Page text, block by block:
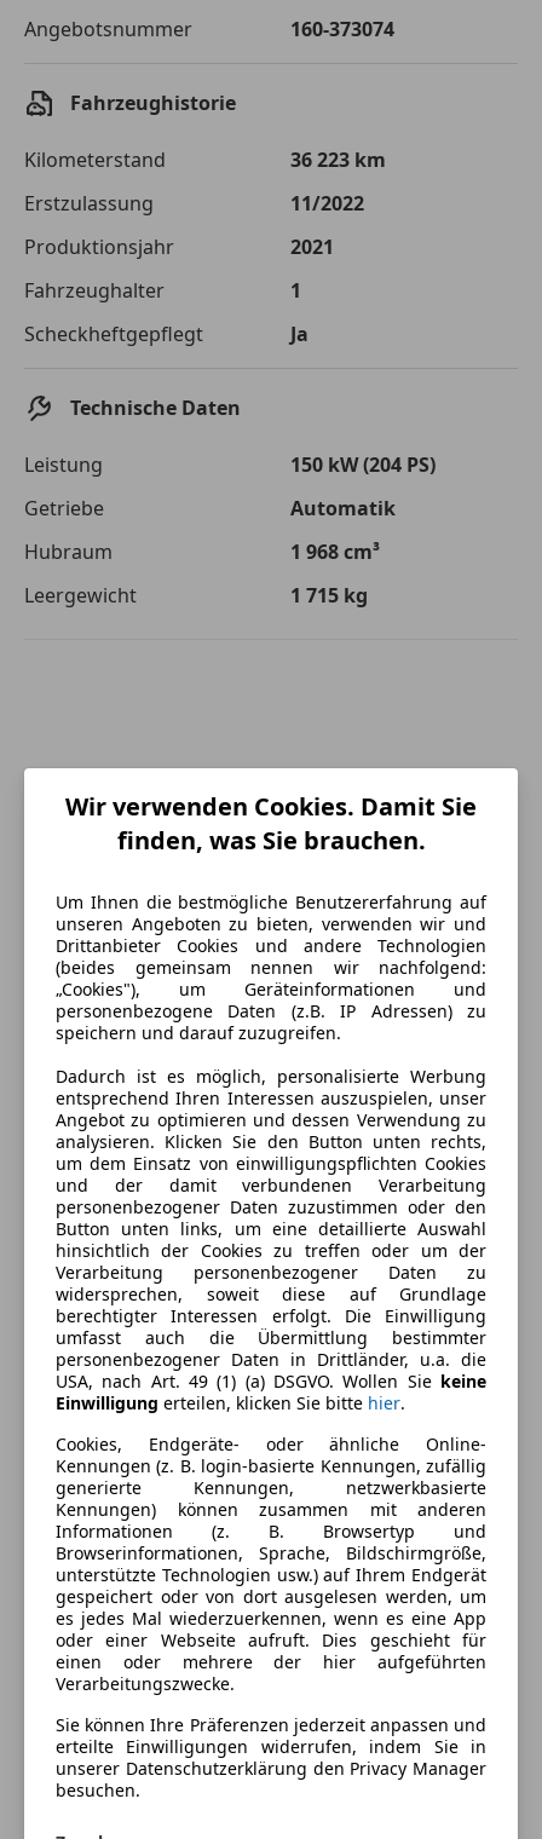
Einberechnete Gebühren
€ 0,-
Monatliche Rate € 428,51
von der von Ihnen gewählten Bank. Rückzahlungszeitraum 1-10
Angebotsnummer
160-373074
Fahrzeughistorie
Kilometerstand
36 223 km
Erstzulassung
11/2022
Produktionsjahr
2021
Fahrzeughalter
1
Scheckheftgepflegt
Ja
Technische Daten
Leistung
150 kW (204 PS)
Getriebe
Automatik
Hubraum
1 968 cm³
Leergewicht
1 715 kg
Kraftstoff
Diesel
Kraftstoffverbrauch
5,30l/100 km (komb.)
CO₂-Emissionen
140 g/km (komb.)
Ausstattung
Komfort
Armlehne
Einparkhilfe
Einparkhilfe Sensoren vorne
Elektrische Seitenspiegel
Klimaautomatik
Lederlenkrad
Lichtsensor
Lordosenstütze
Multifunktionslenkrad
Navigationssystem
Regensensor
Tempomat
Unterhaltung/Media
Mehr anzeigen
Farbe und Innenausstattung
Außenfarbe
Schwarz
Lackierung
Metallic
Fahrzeugbeschreibung
GW 59
Preisbewertung
Mehr anzeigen
Wir verwenden Cookies. Damit Sie
finden, was Sie brauchen.
Um Ihnen die bestmögliche Benutzererfahrung auf
unseren Angeboten zu bieten, verwenden wir und
Drittanbieter Cookies und andere Technologien
(beides gemeinsam nennen wir nachfolgend:
„Cookies"), um Geräteinformationen und
personenbezogene Daten (z.B. IP Adressen) zu
speichern und darauf zuzugreifen.
Dadurch ist es möglich, personalisierte Werbung
entsprechend Ihren Interessen auszuspielen, unser
Angebot zu optimieren und dessen Verwendung zu
analysieren. Klicken Sie den Button unten rechts,
um dem Einsatz von einwilligungspflichten Cookies
und der damit verbundenen Verarbeitung
personenbezogener Daten zuzustimmen oder den
Button unten links, um eine detaillierte Auswahl
hinsichtlich der Cookies zu treffen oder um der
Verarbeitung personenbezogener Daten zu
widersprechen, soweit diese auf Grundlage
berechtigter Interessen erfolgt. Die Einwilligung
umfasst auch die Übermittlung bestimmter
personenbezogener Daten in Drittländer, u.a. die
USA, nach Art. 49 (1) (a) DSGVO. Wollen Sie keine
Einwilligung erteilen, klicken Sie bitte hier.
Cookies, Endgeräte- oder ähnliche Online-
Kennungen (z. B. login-basierte Kennungen, zufällig
generierte Kennungen, netzwerkbasierte
Kennungen) können zusammen mit anderen
Informationen (z. B. Browsertyp und
Browserinformationen, Sprache, Bildschirmgröße,
unterstützte Technologien usw.) auf Ihrem Endgerät
gespeichert oder von dort ausgelesen werden, um
es jedes Mal wiederzuerkennen, wenn es eine App
oder einer Webseite aufruft. Dies geschieht für
einen oder mehrere der hier aufgeführten
Verarbeitungszwecke.
Sie können Ihre Präferenzen jederzeit anpassen und
erteilte Einwilligungen widerrufen, indem Sie in
unserer Datenschutzerklärung den Privacy Manager
besuchen.